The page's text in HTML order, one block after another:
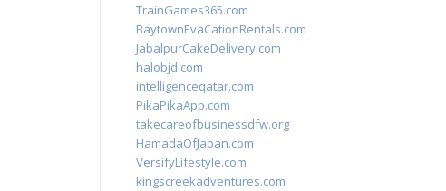
TrainGames365.com
BaytownEvaCationRentals.com
JabalpurCakeDelivery.com
halobjd.com
intelligenceqatar.com
PikaPikaApp.com
takecareofbusinessdfw.org
HamadaOfJapan.com
VersifyLifestyle.com
kingscreekadventures.com